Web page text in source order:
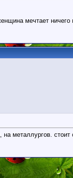
мечтает
на металлургов.